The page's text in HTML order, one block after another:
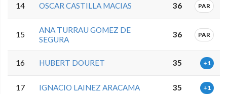
14 OSCAR CASTILLA MACIAS 36 PAR
15
ANA TURRAU GOMEZ DE
SEGURA
36 PAR
16 HUBERT DOURET 35 +1
17 IGNACIO LAINEZ ARACAMA 35 +1